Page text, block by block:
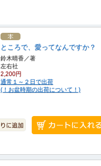
ところで、愛ってなんですか？
鈴木晴香／著
左右社
2,200円
通常１～２日で出荷
(！お盆時期の出荷について！)